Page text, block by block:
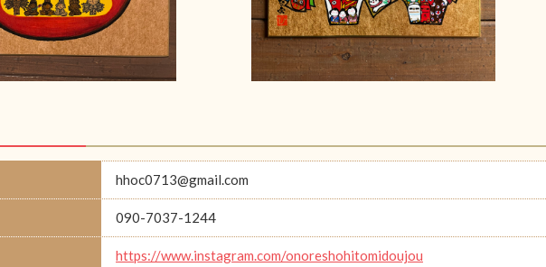
hhoc0713@gmail.com
090-7037-1244
https://www.instagram.com/onoreshohitomidoujou